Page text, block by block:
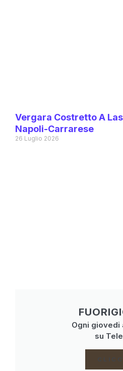
Vergara Costretto A
Napoli-Carrarese
26 Luglio 2026
Ogni giovedi
su